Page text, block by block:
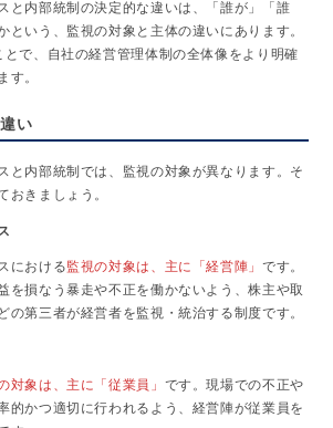
と内部統制の決定的な違いは、「誰が」「誰
という、監視の対象と主体の違いにあります。
で、自社の経営管理体制の全体像をより明確
す。
い
と内部統制では、監視の対象が異なります。そ
おきましょう。
における監視の対象は、主に「経営陣」 です。
を損なう暴走や不正を働かないよう、株主や取
の第三者が経営者を監視・統治する制度です。
対象は、主に「従業員」 です。現場での不正や
的かつ適切に行われるよう、経営陣が従業員を